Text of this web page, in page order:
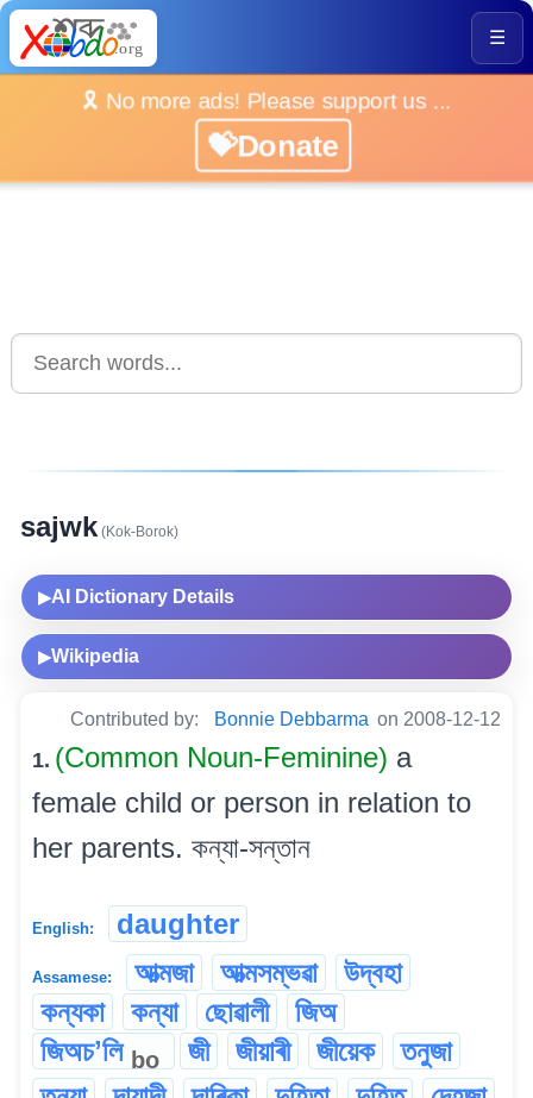
☰
🎗️ No more ads! Please support us ...
💝Donate
sajwk(Kok-Borok)
▶AI Dictionary Details
▶Wikipedia
Contributed by: Bonnie Debbarma on 2008-12-12
1. (Common Noun-Feminine) a
female child or person in relation to
her parents. কন্যা-সন্তান
English: daughter
Assamese: আত্মজা আত্মসম্ভৱা
উদ্বহা
কন্যকা
কন্যা ছোৱালী
জিঅ
জিঅচʼলি bo জী জীয়াৰী জীয়েক
তনুজা